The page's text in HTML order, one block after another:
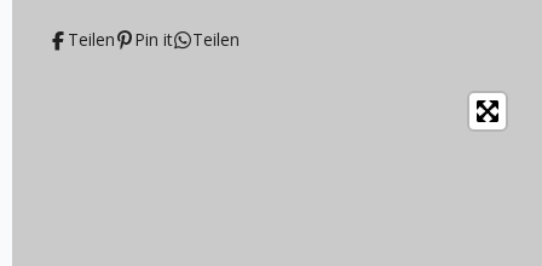
Teilen Pin it Teilen